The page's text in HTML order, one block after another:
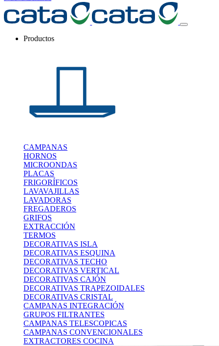
Productos
CAMPANAS
HORNOS
MICROONDAS
PLACAS
FRIGORÍFICOS
LAVAVAJILLAS
LAVADORAS
FREGADEROS
GRIFOS
EXTRACCIÓN
TERMOS
DECORATIVAS ISLA
DECORATIVAS ESQUINA
DECORATIVAS TECHO
DECORATIVAS VERTICAL
DECORATIVAS CAJÓN
DECORATIVAS TRAPEZOIDALES
DECORATIVAS CRISTAL
CAMPANAS INTEGRACIÓN
GRUPOS FILTRANTES
CAMPANAS TELESCOPICAS
CAMPANAS CONVENCIONALES
EXTRACTORES COCINA